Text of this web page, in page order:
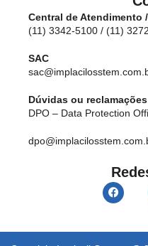
Central de Atendimento
(11) 3342-5100 / (11)
SAC
Dúvidas ou
DPO – Data Protection